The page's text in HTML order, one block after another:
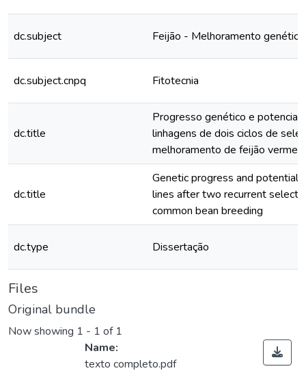
dc.subject Feijão - Melhoramento genético
dc.subject.cnpq Fitotecnia
dc.title
Progresso genético e potencial
linhagens de dois ciclos de
melhoramento de feijão
dc.title
Genetic progress and potential
lines after two recurrent
common bean breeding
dc.type Dissertação
Files
Original bundle
Now showing 1 - 1 of 1
Name:
texto completo.pdf